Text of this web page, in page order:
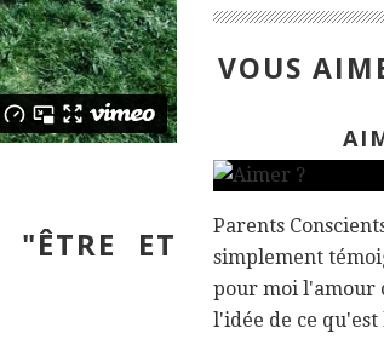
"ÊTRE ET
VOUS
Parents
simplement
pour moi l'amour
l'idée de ce